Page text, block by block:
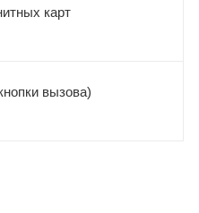
карт
вызова)